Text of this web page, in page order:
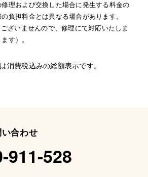
理および交換した場合に発生する料金の
負担料金とは異なる場合があります。
ざいませんので、修理にて対応いたしま
す）。
消費税込みの総額表示です。
合わせ
911-528